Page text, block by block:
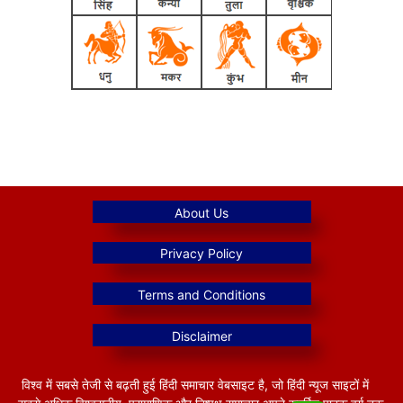
विश्व में सबसे तेजी से बढ़ती हुई हिंदी समाचार वेबसाइट है, जो हिंदी न्यूज साइटों में